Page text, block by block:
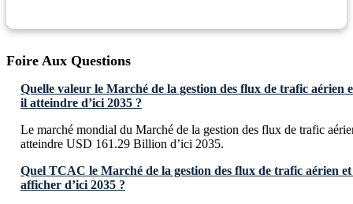
Foire Aux Questions
Quelle valeur le Marché de la gestion des flux de trafic aérien
il atteindre d’ici 2035 ?
Le marché mondial du Marché de la gestion des flux de trafic
atteindre USD 161.29 Billion d’ici 2035.
Quel TCAC le Marché de la gestion des flux de trafic aérien
afficher d’ici 2035 ?